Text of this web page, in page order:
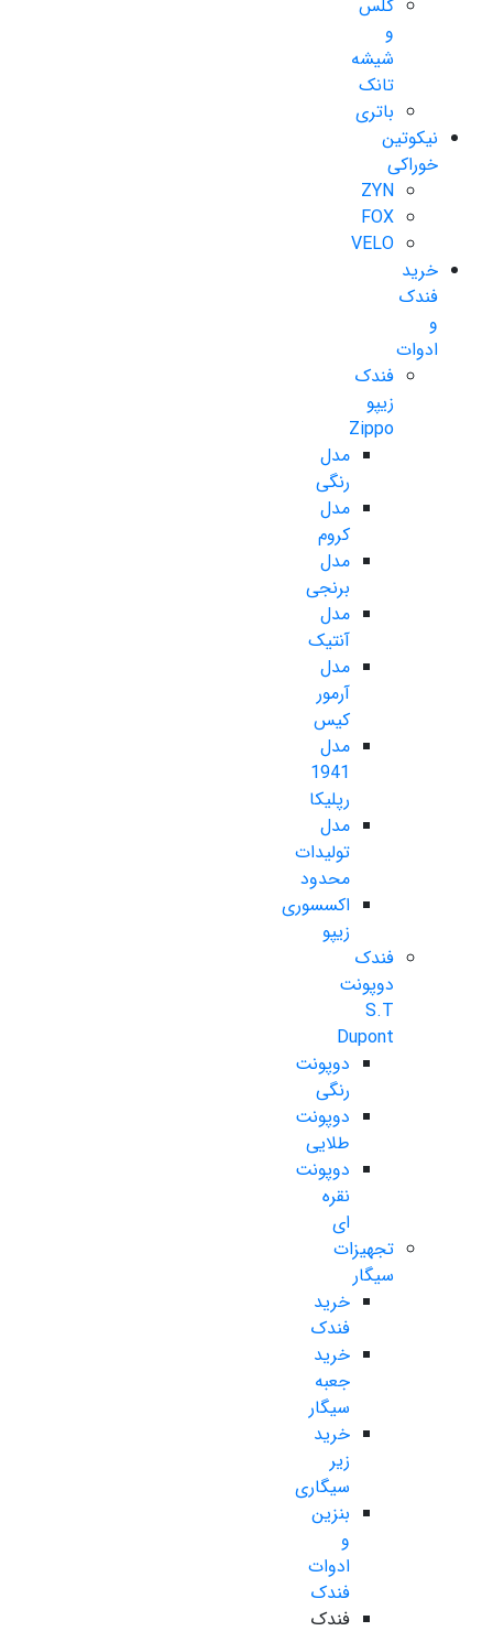
گلس
و
شیشه
تانک
باتری
نیکوتین
خوراکی
ZYN
FOX
VELO
خرید
فندک
و
ادوات
فندک
زیپو
Zippo
مدل
رنگی
مدل
کروم
مدل
برنجی
مدل
آنتیک
مدل
آرمور
کیس
مدل
1941
رپلیکا
مدل
تولیدات
محدود
اکسسوری
زیپو
فندک
دوپونت
S.T
Dupont
دوپونت
رنگی
دوپونت
طلایی
دوپونت
نقره
ای
تجهیزات
سیگار
خرید
فندک
خرید
جعبه
سیگار
خرید
زیر
سیگاری
بنزین
و
ادوات
فندک
فندک